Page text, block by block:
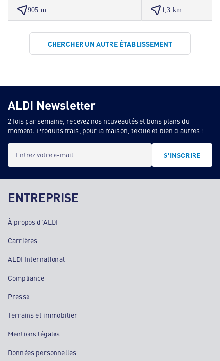
905 m 1,3 km
CHERCHER UN AUTRE ÉTABLISSEMENT
ALDI Newsletter
2 fois par semaine, recevez nos nouveautés et bons plans du
moment. Produits frais, pour la maison, textile et bien d'autres !
Entrez votre e-mail S'INSCRIRE
ENTREPRISE
À propos d'ALDI
Carrières
ALDI International
Compliance
Presse
Terrains et immobilier
Mentions légales
Données personnelles